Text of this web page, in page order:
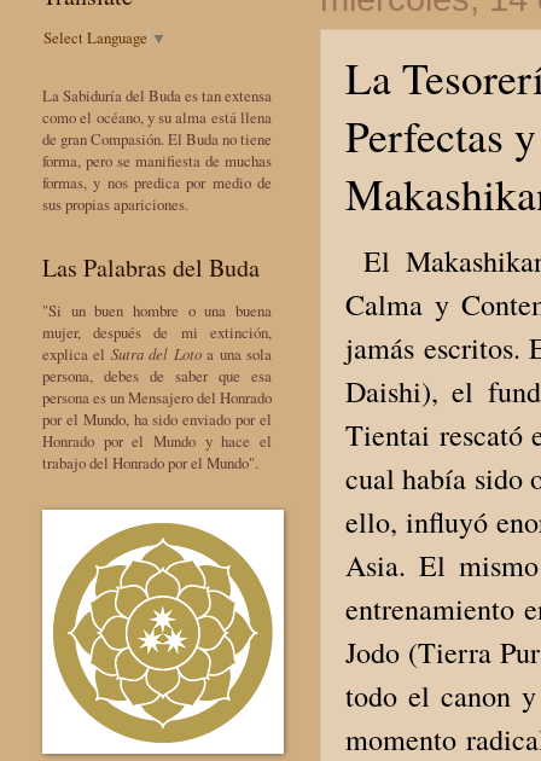
La
Perfectas
El
Calma y
jamás escritos.
Daishi), el
Tientai rescató
cual había sido
ello, influyó
Asia. El
entrenamiento
Jodo (Tierra
todo el canon y
momento
Select Language ▼
La Sabiduría del Buda es tan extensa
como el océano, y su alma está llena
de gran Compasión. El Buda no tiene
forma, pero se manifiesta de muchas
formas, y nos predica por medio de
sus propias apariciones.
Las Palabras del Buda
"Si un buen hombre o una buena
mujer, después de mi extinción,
explica el Sutra del Lotoa una sola
persona, debes de saber que esa
persona es un Mensajero del Honrado
por el Mundo, ha sido enviado por el
Honrado por el Mundo y hace el
trabajo del Honrado por el Mundo".